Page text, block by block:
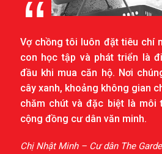
Vợ chồng tôi luôn đặt tiêu chí
con học tập và phát triển là
đầu khi mua căn hộ. Nơi
cây xanh, khoảng không gian
chăm chút và đặc biệt là môi
cộng đồng cư dân văn minh.
Chị Nhật Minh – Cư dân The